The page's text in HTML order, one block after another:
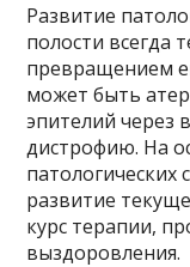
Развитие
полости всегда
превращением
может быть
эпителий через
дистрофию. На
развитие
курс терапии,
выздоровления.